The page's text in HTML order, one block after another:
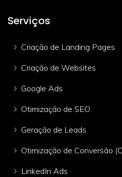
Serviços
Criação de Landing Pages
Criação de Websites
Google Ads
Otimização de SEO
Geração de Leads
Otimização de Conversão
LinkedIn Ads